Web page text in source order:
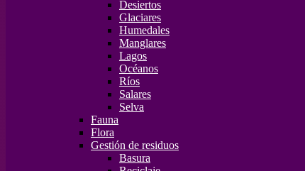
Desiertos
Glaciares
Humedales
Manglares
Lagos
Océanos
Ríos
Salares
Selva
Fauna
Flora
Gestión de residuos
Basura